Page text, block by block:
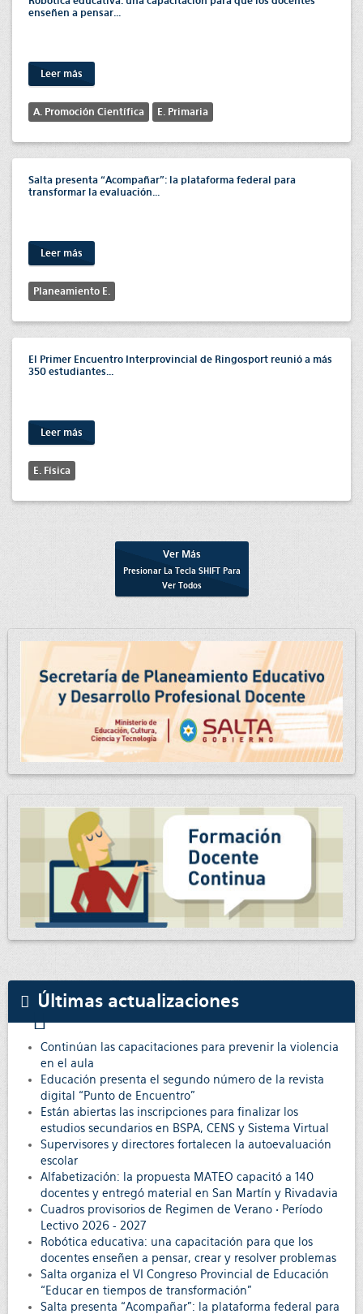
enseñen a pensar...
Leer más
A. Promoción Científica E. Primaria
Salta presenta “Acompañar”: la plataforma federal para
transformar la evaluación...
Leer más
Planeamiento E.
El Primer Encuentro Interprovincial de Ringosport reunió a más
350 estudiantes...
Leer más
E. Física
Ver Más
Presionar La Tecla SHIFTPara
Ver Todos
Últimas actualizaciones
Continúan las capacitaciones para prevenir la violencia
en el aula
Educación presenta el segundo número de la revista
digital “Punto de Encuentro”
Están abiertas las inscripciones para finalizar los
estudios secundarios en BSPA, CENS y Sistema Virtual
Supervisores y directores fortalecen la autoevaluación
escolar
Alfabetización: la propuesta MATEO capacitó a 140
docentes y entregó material en San Martín y Rivadavia
Cuadros provisorios de Regimen de Verano • Período
Lectivo 2026 - 2027
Robótica educativa: una capacitación para que los
docentes enseñen a pensar, crear y resolver problemas
Salta organiza el VI Congreso Provincial de Educación
“Educar en tiempos de transformación”
Salta presenta “Acompañar”: la plataforma federal para